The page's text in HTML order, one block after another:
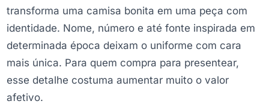
transforma uma camisa bonita em uma peça com
identidade. Nome, número e até fonte inspirada em
determinada época deixam o uniforme com cara
mais única. Para quem compra para presentear,
esse detalhe costuma aumentar muito o valor
afetivo.